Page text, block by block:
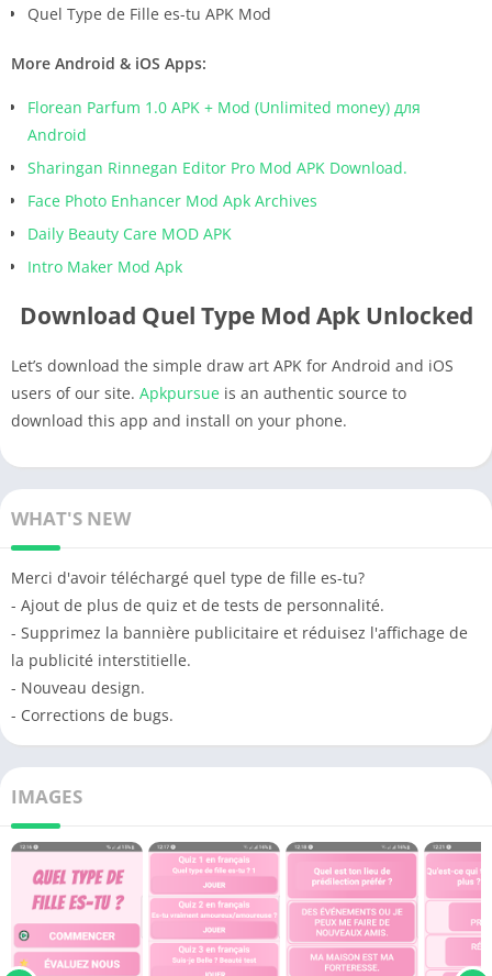
Quel Type de Fille es-tu APK Mod
More Android & iOS Apps:
Florean Parfum 1.0 APK + Mod (Unlimited money) для
Android
Sharingan Rinnegan Editor Pro Mod APK Download.
Face Photo Enhancer Mod Apk Archives
Daily Beauty Care MOD APK
Intro Maker Mod Apk
Download Quel Type Mod Apk Unlocked
Let’s download the simple draw art APK for Android and iOS
users of our site. Apkpursue is an authentic source to
download this app and install on your phone.
WHAT'S NEW
Merci d'avoir téléchargé quel type de fille es-tu?
- Ajout de plus de quiz et de tests de personnalité.
- Supprimez la bannière publicitaire et réduisez l'affichage de
la publicité interstitielle.
- Nouveau design.
- Corrections de bugs.
IMAGES